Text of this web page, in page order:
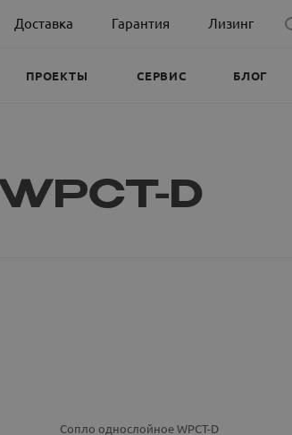
Доставка Гарантия Лизинг
ПРОЕКТЫ СЕРВИС БЛОГ
D
Сопло однослойное WPCT-D